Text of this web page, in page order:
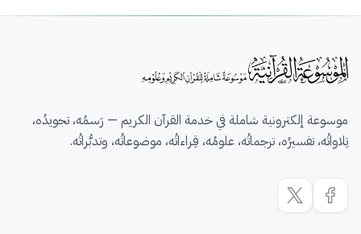
موسوعة إلكترونية شاملة في خدمة القرآن الكريم — رَسمُه، تجويدُه،
تِلاواتُه، تفسيرُه، ترجماتُه، علومُه، قِراءاتُه، موضوعاتُه، وتدبُّراتُه.